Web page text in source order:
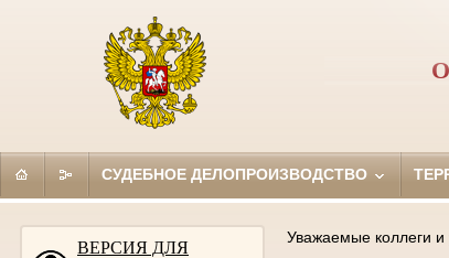
СУДЕБНОЕ ДЕЛОПРОИЗВОДСТВО
ВЕРСИЯ ДЛЯ
Уважаемые коллеги и